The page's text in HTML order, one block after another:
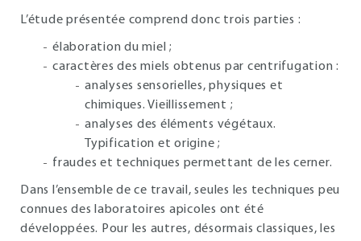
L’étude présentée comprend donc trois parties :
élaboration du miel ;
caractères des miels obtenus par centrifugation :
analyses sensorielles, physiques et
chimiques. Vieillissement ;
analyses des éléments végétaux.
Typification et origine ;
fraudes et techniques permettant de les cerner.
Dans l’ensemble de ce travail, seules les techniques peu
connues des laboratoires apicoles ont été
développées. Pour les autres, désormais classiques, les